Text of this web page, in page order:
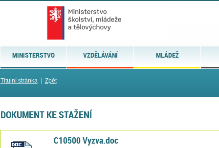
MINISTERSTVO VZDĚLÁVÁNÍ MLÁDEŽ
Titulní stránka| Zpět
DOKUMENT KE STAŽENÍ
C10500 Vyzva.doc